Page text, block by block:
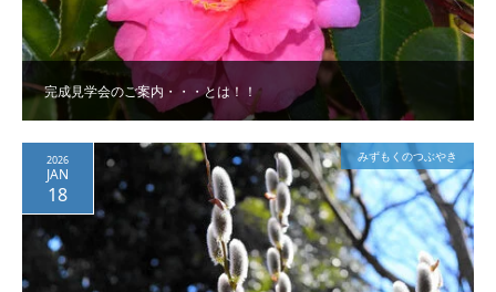
完成見学会のご案内・・・とは！！
2026
JAN
18
みずもくのつぶやき